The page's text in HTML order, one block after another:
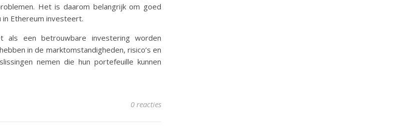
Het is daarom belangrijk om goed
Ethereum investeert.
als een betrouwbare investering worden
in de marktomstandigheden, risico’s en
nemen die hun portefeuille kunnen
0 reacties